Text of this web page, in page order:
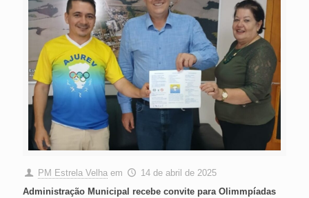
PM Estrela Velha em
14 de abril de 2025
Administração Municipal recebe convite para Olimmpíadas